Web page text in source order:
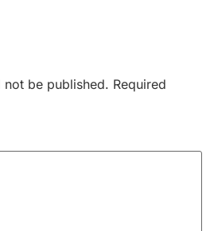
be published. Required